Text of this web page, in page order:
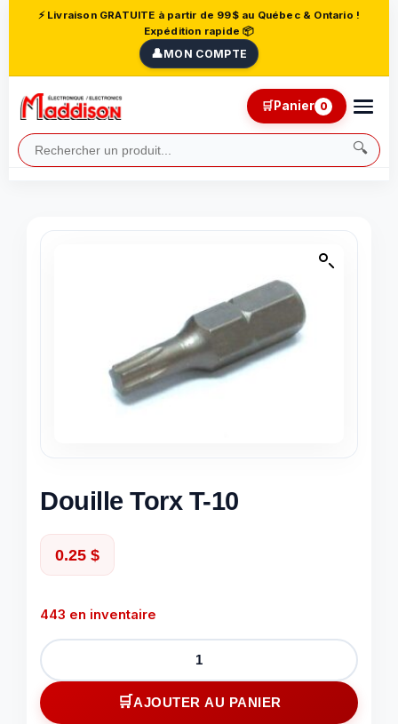
⚡ Livraison GRATUITE à partir de 99$ au Québec & Ontario !
Expédition rapide 📦
👤MON COMPTE
🔍
🛒Panier 0
Douille Torx T-10
0.25 $
443 en inventaire
quantité
de
Douille
Torx
AJOUTER AU PANIER